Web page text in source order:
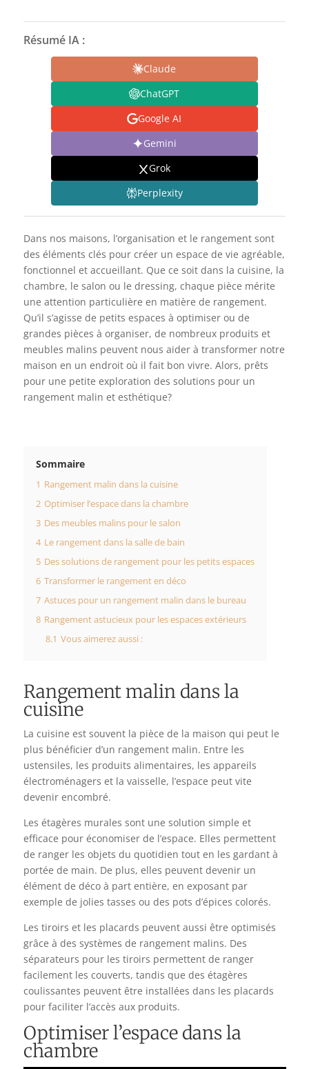
Résumé IA :
Claude
ChatGPT
Google AI
Gemini
Grok
Perplexity
Dans nos maisons, l’organisation et le rangement sont
des éléments clés pour créer un espace de vie agréable,
fonctionnel et accueillant. Que ce soit dans la cuisine, la
chambre, le salon ou le dressing, chaque pièce mérite
une attention particulière en matière de rangement.
Qu’il s’agisse de petits espaces à optimiser ou de
grandes pièces à organiser, de nombreux produits et
meubles malins peuvent nous aider à transformer notre
maison en un endroit où il fait bon vivre. Alors, prêts
pour une petite exploration des solutions pour un
rangement malin et esthétique?
Sommaire
1 Rangement malin dans la cuisine
2 Optimiser l’espace dans la chambre
3 Des meubles malins pour le salon
4 Le rangement dans la salle de bain
5 Des solutions de rangement pour les petits espaces
6 Transformer le rangement en déco
7 Astuces pour un rangement malin dans le bureau
8 Rangement astucieux pour les espaces extérieurs
8.1 Vous aimerez aussi :
Rangement malin dans la
cuisine
La cuisine est souvent la pièce de la maison qui peut le
plus bénéficier d’un rangement malin. Entre les
ustensiles, les produits alimentaires, les appareils
électroménagers et la vaisselle, l’espace peut vite
devenir encombré.
Les étagères murales sont une solution simple et
efficace pour économiser de l’espace. Elles permettent
de ranger les objets du quotidien tout en les gardant à
portée de main. De plus, elles peuvent devenir un
élément de déco à part entière, en exposant par
exemple de jolies tasses ou des pots d’épices colorés.
Les tiroirs et les placards peuvent aussi être optimisés
grâce à des systèmes de rangement malins. Des
séparateurs pour les tiroirs permettent de ranger
facilement les couverts, tandis que des étagères
coulissantes peuvent être installées dans les placards
pour faciliter l’accès aux produits.
Optimiser l’espace dans la
chambre